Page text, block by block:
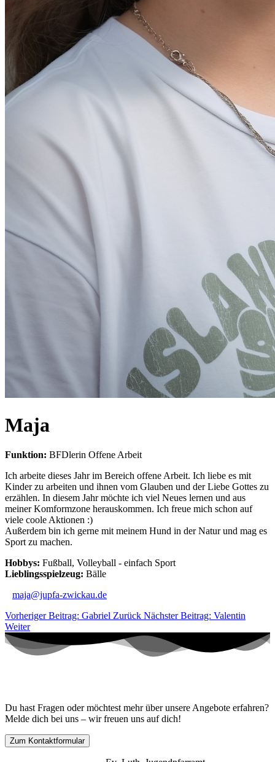
Maja
Funktion: BFDlerin Offene Arbeit
Ich arbeite dieses Jahr im Bereich offene Arbeit. Ich liebe es mit
Kinder zu arbeiten und ihnen vom Glauben und der Liebe Gottes zu
erzählen. In diesem Jahr möchte ich viel Neues lernen und aus
meiner Komformzone herauskommen. Ich freue mich schon auf
viele coole Aktionen :)
Außerdem bin ich gerne mit meinem Hund in der Natur und mag es
Sport zu machen.
Hobbys: Fußball, Volleyball - einfach Sport
Lieblingsspielzeug: Bälle
maja@jupfa-zwickau.de
Vorheriger Beitrag: Gabriel Zurück Nächster Beitrag: Valentin
Weiter
Du hast Fragen oder möchtest mehr über unsere Angebote erfahren?
Melde dich bei uns – wir freuen uns auf dich!
Zum Kontaktformular